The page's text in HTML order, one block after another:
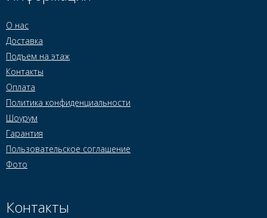
О нас
Доставка
Подъем на этаж
Контакты
Оплата
Политика конфиденциальности
Шоурум
Гарантия
Пользовательское соглашение
Фото
Контакты